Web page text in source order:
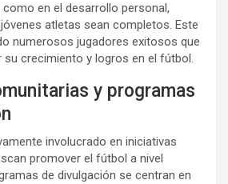
en el desarrollo personal,
atletas sean completos. Este
numerosos jugadores exitosos que
su crecimiento y logros en el fútbol.
y programas
involucrado en iniciativas
promover el fútbol a nivel
de divulgación se centran en